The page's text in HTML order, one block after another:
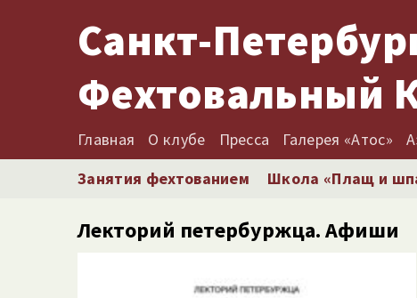
Санкт-
Фехтовальный
Главная О клубе Пресса Галерея «Атос»
Занятия фехтованием
Школа «Плащ и
Лекторий петербуржца. Афиши